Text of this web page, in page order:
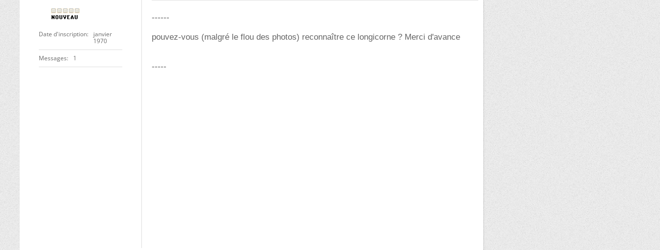
Date d'inscription
janvier
1970
Messages 1
------
pouvez-vous (malgré le flou des photos) reconnaître ce longicorne ? Merci d'avance
-----